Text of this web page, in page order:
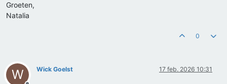
Groeten,
Natalia
0
W Wick Goelst 17 feb. 2026 10:31